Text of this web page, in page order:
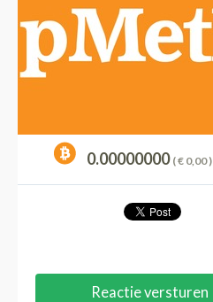
0.00000000 ( € 0,00)
Reactie versturen